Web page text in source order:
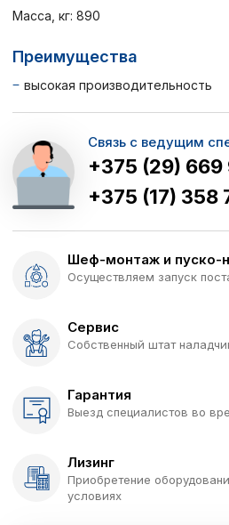
Масса, кг: 890
Преимущества
высокая производительность
Связь с ведущим
+375 (29) 669
+375 (17) 358
Шеф-монтаж и пуско-
Осуществляем запуск
Сервис
Собственный штат
Гарантия
Выезд специалистов во
Лизинг
Приобретение
условиях